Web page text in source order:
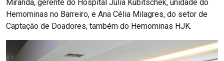
Miranda, gerente do Hospital Júlia Kubitschek, unidade do
Hemominas no Barreiro, e Ana Célia Milagres, do setor de
Captação de Doadores, também do Hemominas HJK.